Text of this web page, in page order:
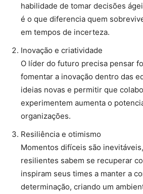
habilidade de tomar decisões
é o que diferencia quem
em tempos de incerteza.
Inovação e criatividade
O líder do futuro precisa pensar
fomentar a inovação dentro das
ideias novas e permitir que
experimentem aumenta o
organizações.
Resiliência e otimismo
Momentos difíceis são
resilientes sabem se recuperar
inspiram seus times a manter a
determinação, criando um